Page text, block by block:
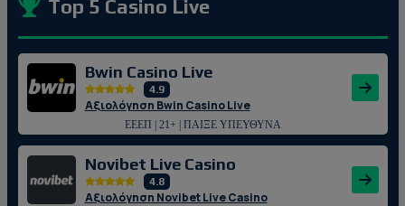
Top 5 Casino Live
Bwin Casino Live
4.9
Αξιολόγηση Bwin Casino Live
ΕΕΕΠ | 21+ | ΠΑΙΞΕ ΥΠΕΥΘΥΝΑ
Novibet Live Casino
4.8
Αξιολόγηση Novibet Live Casino